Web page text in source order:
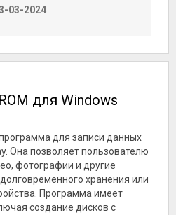
03-2024
для Windows
для записи данных
Она позволяет пользователю
фотографии и другие
хранения или
Программа имеет
создание дисков с